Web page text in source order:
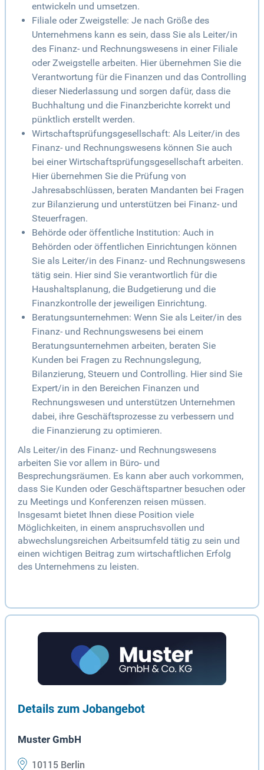
entwickeln und umsetzen.
Filiale oder Zweigstelle: Je nach Größe des
Unternehmens kann es sein, dass Sie als Leiter/in
des Finanz- und Rechnungswesens in einer Filiale
oder Zweigstelle arbeiten. Hier übernehmen Sie die
Verantwortung für die Finanzen und das Controlling
dieser Niederlassung und sorgen dafür, dass die
Buchhaltung und die Finanzberichte korrekt und
pünktlich erstellt werden.
Wirtschaftsprüfungsgesellschaft: Als Leiter/in des
Finanz- und Rechnungswesens können Sie auch
bei einer Wirtschaftsprüfungsgesellschaft arbeiten.
Hier übernehmen Sie die Prüfung von
Jahresabschlüssen, beraten Mandanten bei Fragen
zur Bilanzierung und unterstützen bei Finanz- und
Steuerfragen.
Behörde oder öffentliche Institution: Auch in
Behörden oder öffentlichen Einrichtungen können
Sie als Leiter/in des Finanz- und Rechnungswesens
tätig sein. Hier sind Sie verantwortlich für die
Haushaltsplanung, die Budgetierung und die
Finanzkontrolle der jeweiligen Einrichtung.
Beratungsunternehmen: Wenn Sie als Leiter/in des
Finanz- und Rechnungswesens bei einem
Beratungsunternehmen arbeiten, beraten Sie
Kunden bei Fragen zu Rechnungslegung,
Bilanzierung, Steuern und Controlling. Hier sind Sie
Expert/in in den Bereichen Finanzen und
Rechnungswesen und unterstützen Unternehmen
dabei, ihre Geschäftsprozesse zu verbessern und
die Finanzierung zu optimieren.
Als Leiter/in des Finanz- und Rechnungswesens
arbeiten Sie vor allem in Büro- und
Besprechungsräumen. Es kann aber auch vorkommen,
dass Sie Kunden oder Geschäftspartner besuchen oder
zu Meetings und Konferenzen reisen müssen.
Insgesamt bietet Ihnen diese Position viele
Möglichkeiten, in einem anspruchsvollen und
abwechslungsreichen Arbeitsumfeld tätig zu sein und
einen wichtigen Beitrag zum wirtschaftlichen Erfolg
des Unternehmens zu leisten.
Details zum Jobangebot
Muster GmbH
10115 Berlin